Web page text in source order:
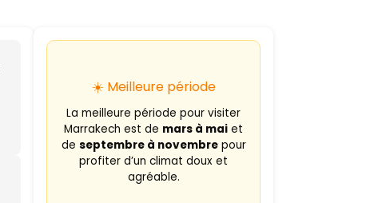
☀️ Meilleure période
La meilleure période pour visiter
Marrakech est de mars à mai et
de septembre à novembrepour
profiter d’un climat doux et
agréable.